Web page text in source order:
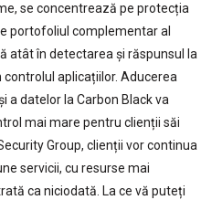
se concentrează pe protecția
portofoliul complementar al
atât în detectarea și răspunsul la
controlul aplicațiilor. Aducerea
a datelor la Carbon Black va
mai mare pentru clienții săi
Group, clienții vor continua
servicii, cu resurse mai
ca niciodată. La ce vă puteți